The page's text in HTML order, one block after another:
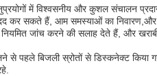
में विश्वसनीय और कुशल संचालन
मदद कर सकते हैं, आम समस्याओं का
जांच करने की सलाह देते हैं, और
पहले बिजली स्रोतों से डिस्कनेक्ट किया